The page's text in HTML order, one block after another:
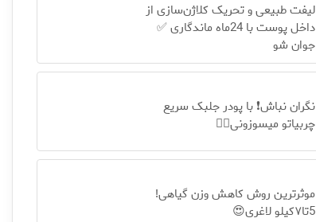
لیفت طبیعی و تحریک کلاژن‌سازی از
داخل پوست با 24ماه ماندگاری ✅
جوان شو
نگران نباش❗ با پودر جلبک سریع
چربیاتو میسوزونی👌🏻
موثرترین روش کاهش وزن گیاهی!
5تا۷کیلو لاغری😍